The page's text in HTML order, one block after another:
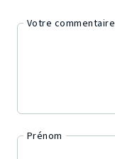
Votre commentaire
Prénom